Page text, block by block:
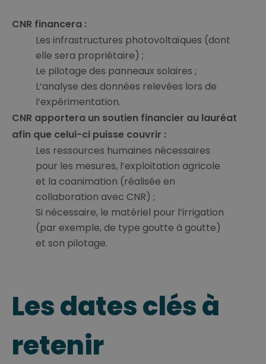
CNR financera :
Les infrastructures photovoltaïques (dont
elle sera propriétaire) ;
Le pilotage des panneaux solaires ;
L‘analyse des données relevées lors de
l’expérimentation.
CNR apportera un soutien financier au lauréat
afin que celui-ci puisse couvrir :
Les ressources humaines nécessaires
pour les mesures, l’exploitation agricole
et la coanimation (réalisée en
collaboration avec CNR) ;
Si nécessaire, le matériel pour l’irrigation
(par exemple, de type goutte à goutte)
et son pilotage.
Les dates clés à
retenir